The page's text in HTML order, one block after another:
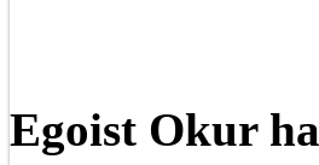
Egoist Okur